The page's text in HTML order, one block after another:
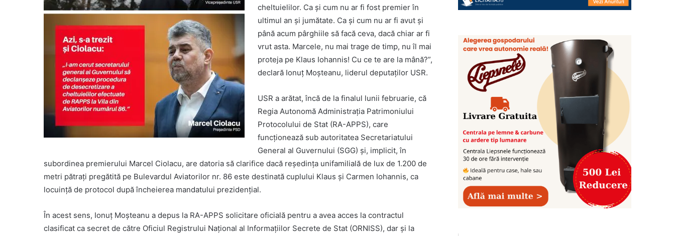
cheltuielilor. Ca și cum nu ar fi fost premier în
ultimul an și jumătate. Ca și cum nu ar fi avut și
până acum pârghiile să facă ceva, dacă chiar ar fi
vrut asta. Marcele, nu mai trage de timp, nu îl mai
proteja pe Klaus Iohannis! Cu ce te are la mână?”,
declară Ionuț Moșteanu, liderul deputaților USR.
USR a arătat, încă de la finalul lunii februarie, că
Regia Autonomă Administrația Patrimoniului
Protocolului de Stat (RA-APPS), care
funcționează sub autoritatea Secretariatului
General al Guvernului (SGG) și, implicit, în
subordinea premierului Marcel Ciolacu, are datoria să clarifice dacă reședința unifamilială de lux de 1.200 de
metri pătrați pregătită pe Bulevardul Aviatorilor nr. 86 este destinată cuplului Klaus și Carmen Iohannis, ca
locuință de protocol după încheierea mandatului prezidențial.
În acest sens, Ionuț Moșteanu a depus la RA-APPS solicitare oficială pentru a avea acces la contractul
clasificat ca secret de către Oficiul Registrului Național al Informațiilor Secrete de Stat (ORNISS), dar și la